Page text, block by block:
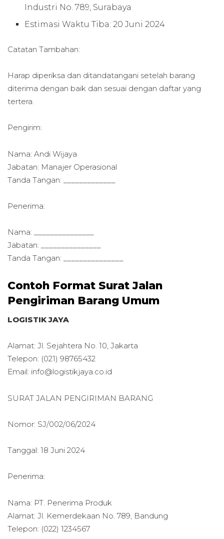
Industri No. 789, Surabaya
Estimasi Waktu Tiba: 20 Juni 2024
Catatan Tambahan:
Harap diperiksa dan ditandatangani setelah barang
diterima dengan baik dan sesuai dengan daftar yang
tertera.
Pengirim:
Nama: Andi Wijaya
Jabatan: Manajer Operasional
Tanda Tangan: _____________
Penerima:
Nama: _______________
Jabatan: _______________
Tanda Tangan: _______________
Contoh Format Surat Jalan
Pengiriman Barang Umum
LOGISTIK JAYA
Alamat: Jl. Sejahtera No. 10, Jakarta
Telepon: (021) 98765432
Email: info@logistikjaya.co.id
SURAT JALAN PENGIRIMAN BARANG
Nomor: SJ/002/06/2024
Tanggal: 18 Juni 2024
Penerima:
Nama: PT. Penerima Produk
Alamat: Jl. Kemerdekaan No. 789, Bandung
Telepon: (022) 1234567